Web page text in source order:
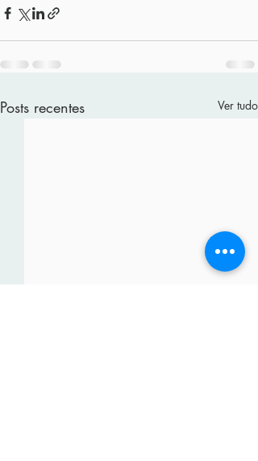
Posts recentes Ver tudo